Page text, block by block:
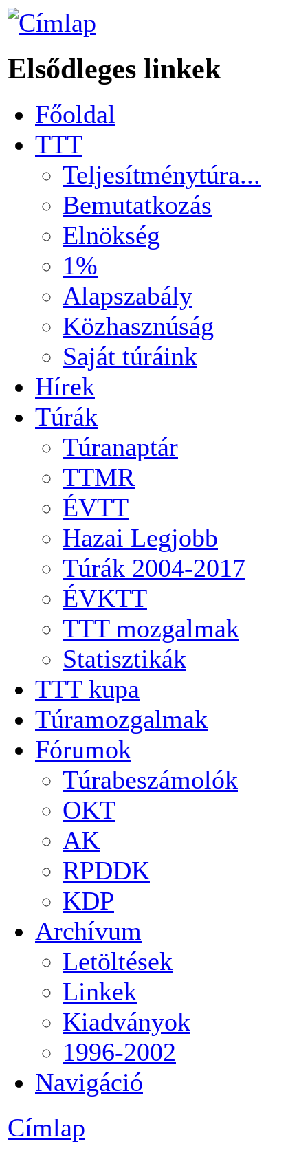
Elsődleges linkek
Főoldal
TTT
Teljesítménytúra...
Bemutatkozás
Elnökség
1%
Alapszabály
Közhasznúság
Saját túráink
Hírek
Túrák
Túranaptár
TTMR
ÉVTT
Hazai Legjobb
Túrák 2004-2017
ÉVKTT
TTT mozgalmak
Statisztikák
TTT kupa
Túramozgalmak
Fórumok
Túrabeszámolók
OKT
AK
RPDDK
KDP
Archívum
Letöltések
Linkek
Kiadványok
1996-2002
Navigáció
Címlap